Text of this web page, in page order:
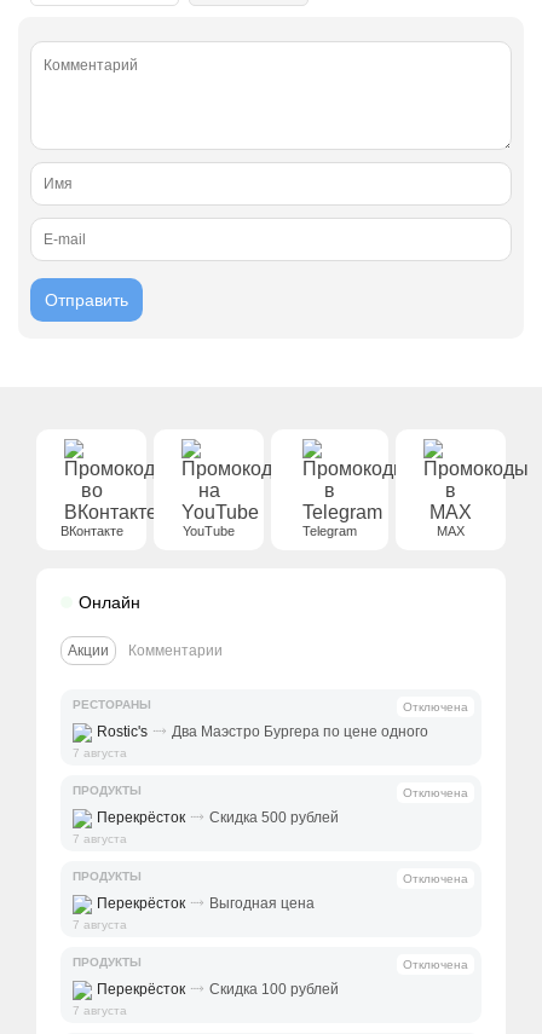
ВКонтакте YouTube Telegram MAX
Онлайн
Акции Комментарии
РЕСТОРАНЫ Отключена
Rostic's ⤑ Два Маэстро Бургера по цене одного
7 августа
ПРОДУКТЫ Отключена
Перекрёсток ⤑ Скидка 500 рублей
7 августа
ПРОДУКТЫ Отключена
Перекрёсток ⤑ Выгодная цена
7 августа
ПРОДУКТЫ Отключена
Перекрёсток ⤑ Скидка 100 рублей
7 августа